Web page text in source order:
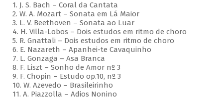
1. J. S. Bach – Coral da Cantata
2. W. A. Mozart – Sonata em Lá Maior
3. L. V. Beethoven – Sonata ao Luar
4. H. Villa-Lobos – Dois estudos em ritmo de choro
5. R. Gnattali – Dois estudos em ritmo de choro
6. E. Nazareth – Apanhei-te Cavaquinho
7. L. Gonzaga – Asa Branca
8. F. Liszt – Sonho de Amor nº 3
9. F. Chopin – Estudo op.10, nº 3
10. W. Azevedo – Brasileirinho
11. A. Piazzolla – Adios Nonino